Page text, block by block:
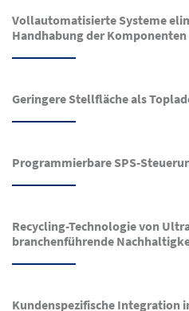
Vollautomatisierte Systeme
Handhabung der Komponenten
Geringere Stellfläche als
Programmierbare SPS-
Recycling-Technologie von
branchenführende
Kundenspezifische Integration